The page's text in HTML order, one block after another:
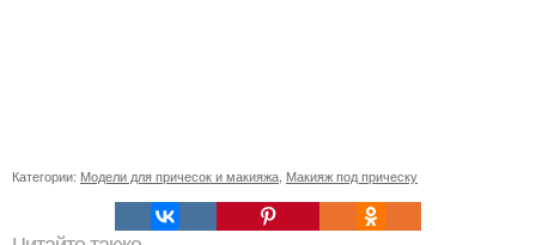
Категории: Модели для причесок и макияжа Макияж под прическу